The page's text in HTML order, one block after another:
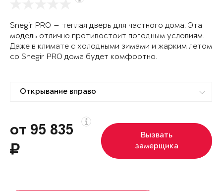
Snegir PRO — теплая дверь для частного дома. Эта
модель отлично противостоит погодным условиям.
Даже в климате с холодными зимами и жарким летом
со Snegir PRO дома будет комфортно.
от 95 835
Вызвать
замерщика